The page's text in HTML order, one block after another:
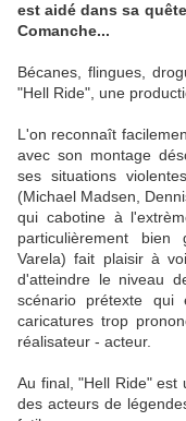
est aidé dans sa
Comanche...
Bécanes, flingues,
"Hell Ride", une
L'on reconnaît
avec son montage
ses situations
(Michael Madsen,
qui cabotine à
particulièrement
Varela) fait plaisir à
d'atteindre le niveau
scénario prétexte qui
caricatures trop
réalisateur - acteur.
Au final, "Hell Ride" est
des acteurs de